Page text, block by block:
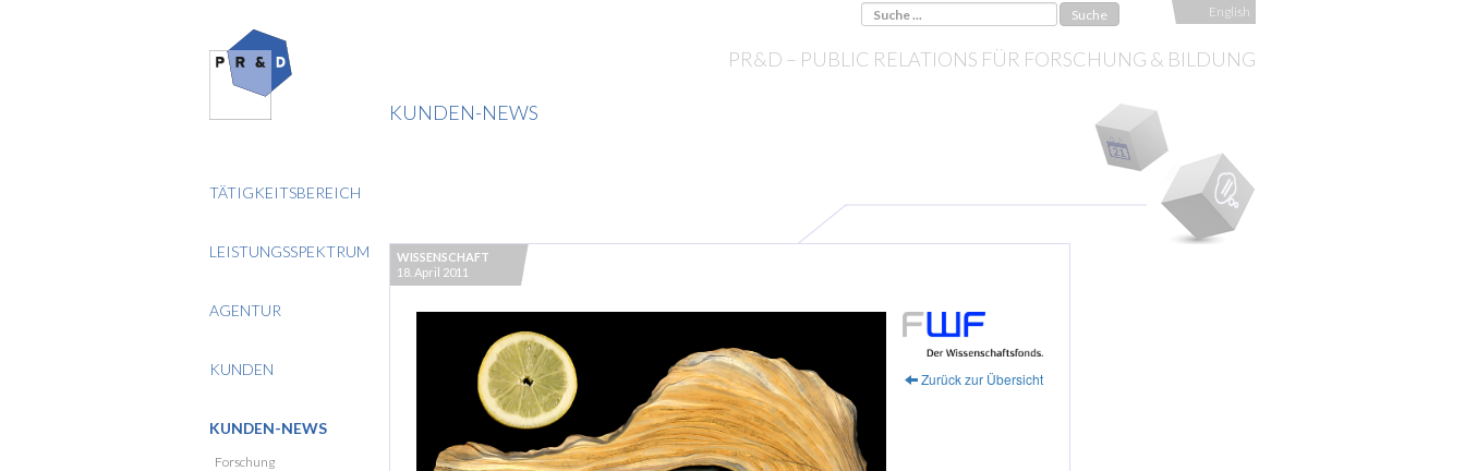
TÄTIGKEITSBEREICH
LEISTUNGSSPEKTRUM
AGENTUR
KUNDEN
KUNDEN-NEWS
Forschung
English
PR&D – PUBLIC RELATIONS FÜR FORSCHUNG & BILDUNG
KUNDEN-NEWS
WISSENSCHAFT
18. April 2011
Zurück zur Übersicht